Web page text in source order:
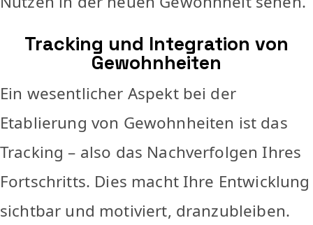
Tracking und Integration von
Gewohnheiten
Ein wesentlicher Aspekt bei der
Etablierung von Gewohnheiten ist das
Tracking – also das Nachverfolgen Ihres
Fortschritts. Dies macht Ihre Entwicklung
sichtbar und motiviert, dranzubleiben.